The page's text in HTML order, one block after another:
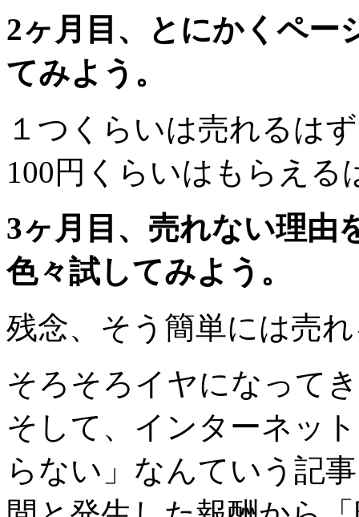
2ヶ月目、とにかくペー
てみよう。
１つくらいは売れるは
100円くらいはもらえる
3ヶ月目、売れない理由
色々試してみよう。
残念、そう簡単には売
そろそろイヤになって
そして、インターネッ
らない」なんていう記